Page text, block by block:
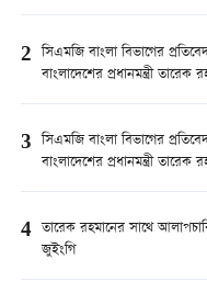
2 সিএমজি বাংলা বিভাগের
বাংলাদেশের প্রধানমন্ত্রী
3 সিএমজি বাংলা বিভাগের
বাংলাদেশের প্রধানমন্ত্রী
4 তারেক রহমানের সাথে
জুইংগি